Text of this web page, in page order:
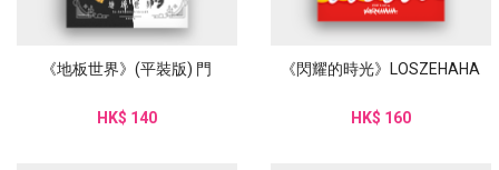
《地板世界》(平裝版) 門
HK$ 140
《閃耀的時光》LOSZEHAHA
HK$ 160